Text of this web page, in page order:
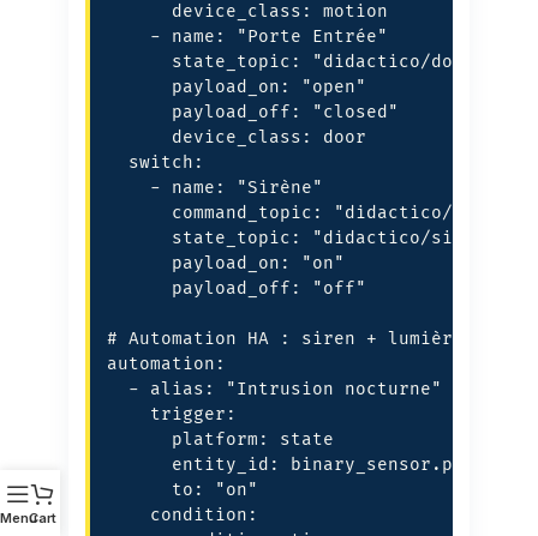
      device_class: motion
    - name: "Porte Entrée"
      state_topic: "didactico/door"
      payload_on: "open"
      payload_off: "closed"
      device_class: door
  switch:
    - name: "Sirène"
command_topic: "didactico/siren/
state_topic: "didactico/siren/
      payload_on: "on"
      payload_off: "off"
# Automation HA : siren + lumière
automation:
  - alias: "Intrusion nocturne"
    trigger:
      platform: state
entity_id:
      to: "on"
    condition:
MenuCart